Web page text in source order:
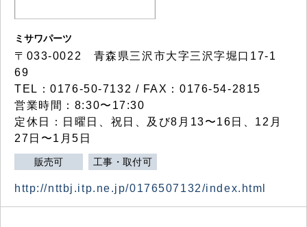
ミサワパーツ
〒033-0022 青森県三沢市大字三沢字堀口17-1
69
TEL：0176-50-7132 / FAX：0176-54-2815
営業時間：8:30〜17:30
定休日：日曜日、祝日、及び8月13〜16日、12月
27日〜1月5日
販売可 工事・取付可
http://nttbj.itp.ne.jp/0176507132/index.html